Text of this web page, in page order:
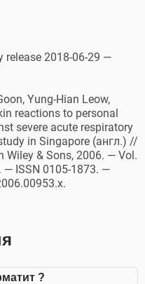
release 2018-06-29 —
Yung-Hian Leow,
reactions to personal
severe acute respiratory
in Singapore (англ.) //
& Sons, 2006. — Vol.
— ISSN 0105-1873. —
?